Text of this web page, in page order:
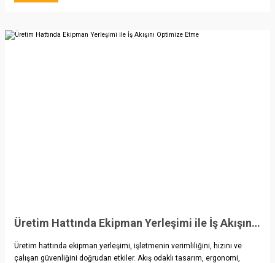
Üretim Hattında Ekipman Yerleşimi ile İş Akışını Optimize Etme
Üretim hattında ekipman yerleşimi, işletmenin verimliliğini, hızını ve
çalışan güvenliğini doğrudan etkiler. Akış odaklı tasarım, ergonomi,